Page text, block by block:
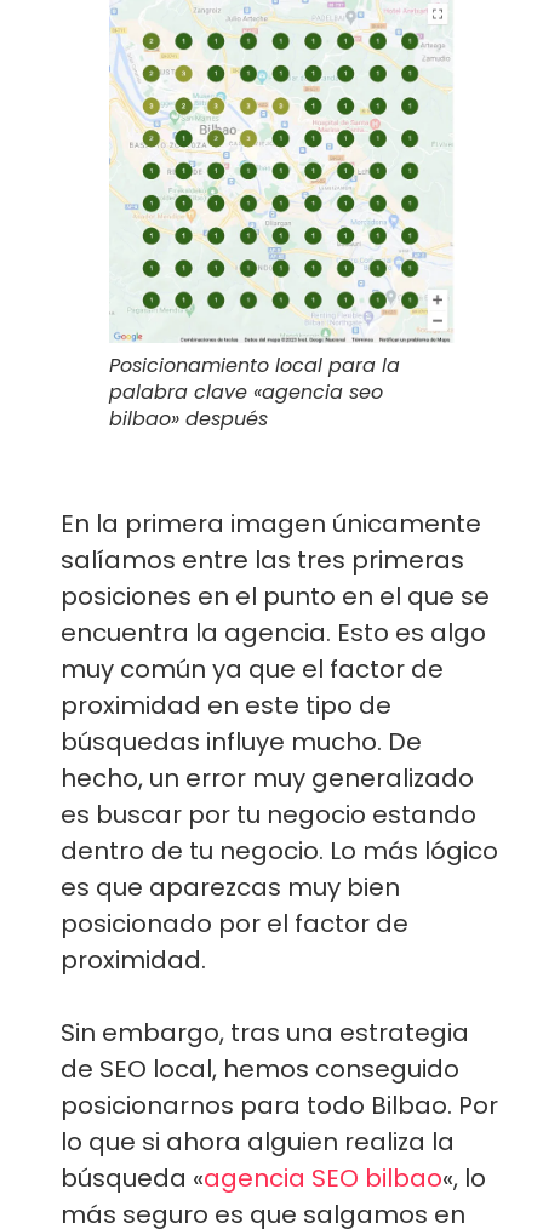
Posicionamiento local para la
palabra clave «agencia seo
bilbao» después
En la primera imagen únicamente
salíamos entre las tres primeras
posiciones en el punto en el que se
encuentra la agencia. Esto es algo
muy común ya que el factor de
proximidad en este tipo de
búsquedas influye mucho. De
hecho, un error muy generalizado
es buscar por tu negocio estando
dentro de tu negocio. Lo más lógico
es que aparezcas muy bien
posicionado por el factor de
proximidad.
Sin embargo, tras una estrategia
de SEO local, hemos conseguido
posicionarnos para todo Bilbao. Por
lo que si ahora alguien realiza la
búsqueda «agencia SEO bilbao«, lo
más seguro es que salgamos en